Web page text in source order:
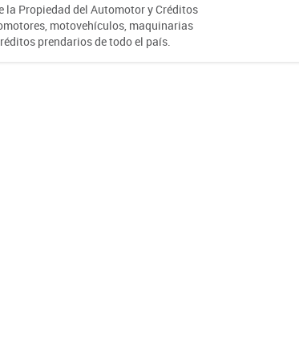
la Propiedad del Automotor y Créditos
motovehículos, maquinarias
prendarios de todo el país.